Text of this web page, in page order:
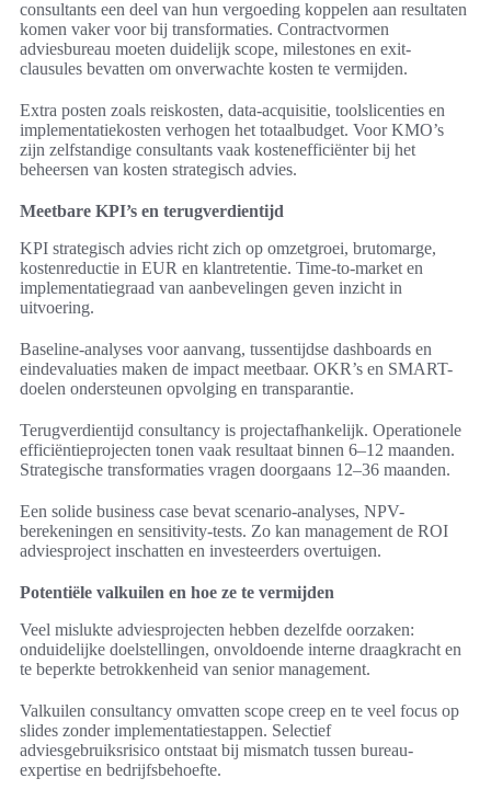
consultants een deel van hun vergoeding koppelen aan resultaten
komen vaker voor bij transformaties. Contractvormen
adviesbureau moeten duidelijk scope, milestones en exit-
clausules bevatten om onverwachte kosten te vermijden.
Extra posten zoals reiskosten, data-acquisitie, toolslicenties en
implementatiekosten verhogen het totaalbudget. Voor KMO’s
zijn zelfstandige consultants vaak kostenefficiënter bij het
beheersen van kosten strategisch advies.
Meetbare KPI’s en terugverdientijd
KPI strategisch advies richt zich op omzetgroei, brutomarge,
kostenreductie in EUR en klantretentie. Time-to-market en
implementatiegraad van aanbevelingen geven inzicht in
uitvoering.
Baseline-analyses voor aanvang, tussentijdse dashboards en
eindevaluaties maken de impact meetbaar. OKR’s en SMART-
doelen ondersteunen opvolging en transparantie.
Terugverdientijd consultancy is projectafhankelijk. Operationele
efficiëntieprojecten tonen vaak resultaat binnen 6–12 maanden.
Strategische transformaties vragen doorgaans 12–36 maanden.
Een solide business case bevat scenario-analyses, NPV-
berekeningen en sensitivity-tests. Zo kan management de ROI
adviesproject inschatten en investeerders overtuigen.
Potentiële valkuilen en hoe ze te vermijden
Veel mislukte adviesprojecten hebben dezelfde oorzaken:
onduidelijke doelstellingen, onvoldoende interne draagkracht en
te beperkte betrokkenheid van senior management.
Valkuilen consultancy omvatten scope creep en te veel focus op
slides zonder implementatiestappen. Selectief
adviesgebruiksrisico ontstaat bij mismatch tussen bureau-
expertise en bedrijfsbehoefte.